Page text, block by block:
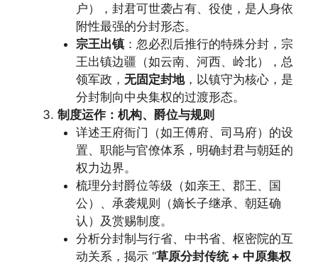
户），封君可世袭占有、役使，是人身依
附性最强的分封形态。
宗王出镇：忽必烈后推行的特殊分封，宗
王出镇边疆（如云南、河西、岭北），总
领军政， 无固定封地，以镇守为核心，是
分封制向中央集权的过渡形态。
制度运作：机构、爵位与规则
详述王府衙门（如王傅府、司马府）的设
置、职能与官僚体系，明确封君与朝廷的
权力边界。
梳理分封爵位等级（如亲王、郡王、国
公）、承袭规则（嫡长子继承、朝廷确
认）及赏赐制度。
分析分封制与行省、中书省、枢密院的互
动关系，揭示 “草原分封传统 + 中原集权